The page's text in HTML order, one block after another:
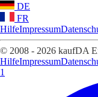
DE
FR
HilfeImpressum
© 2008 - 2026 kaufDA
HilfeImpressum
1